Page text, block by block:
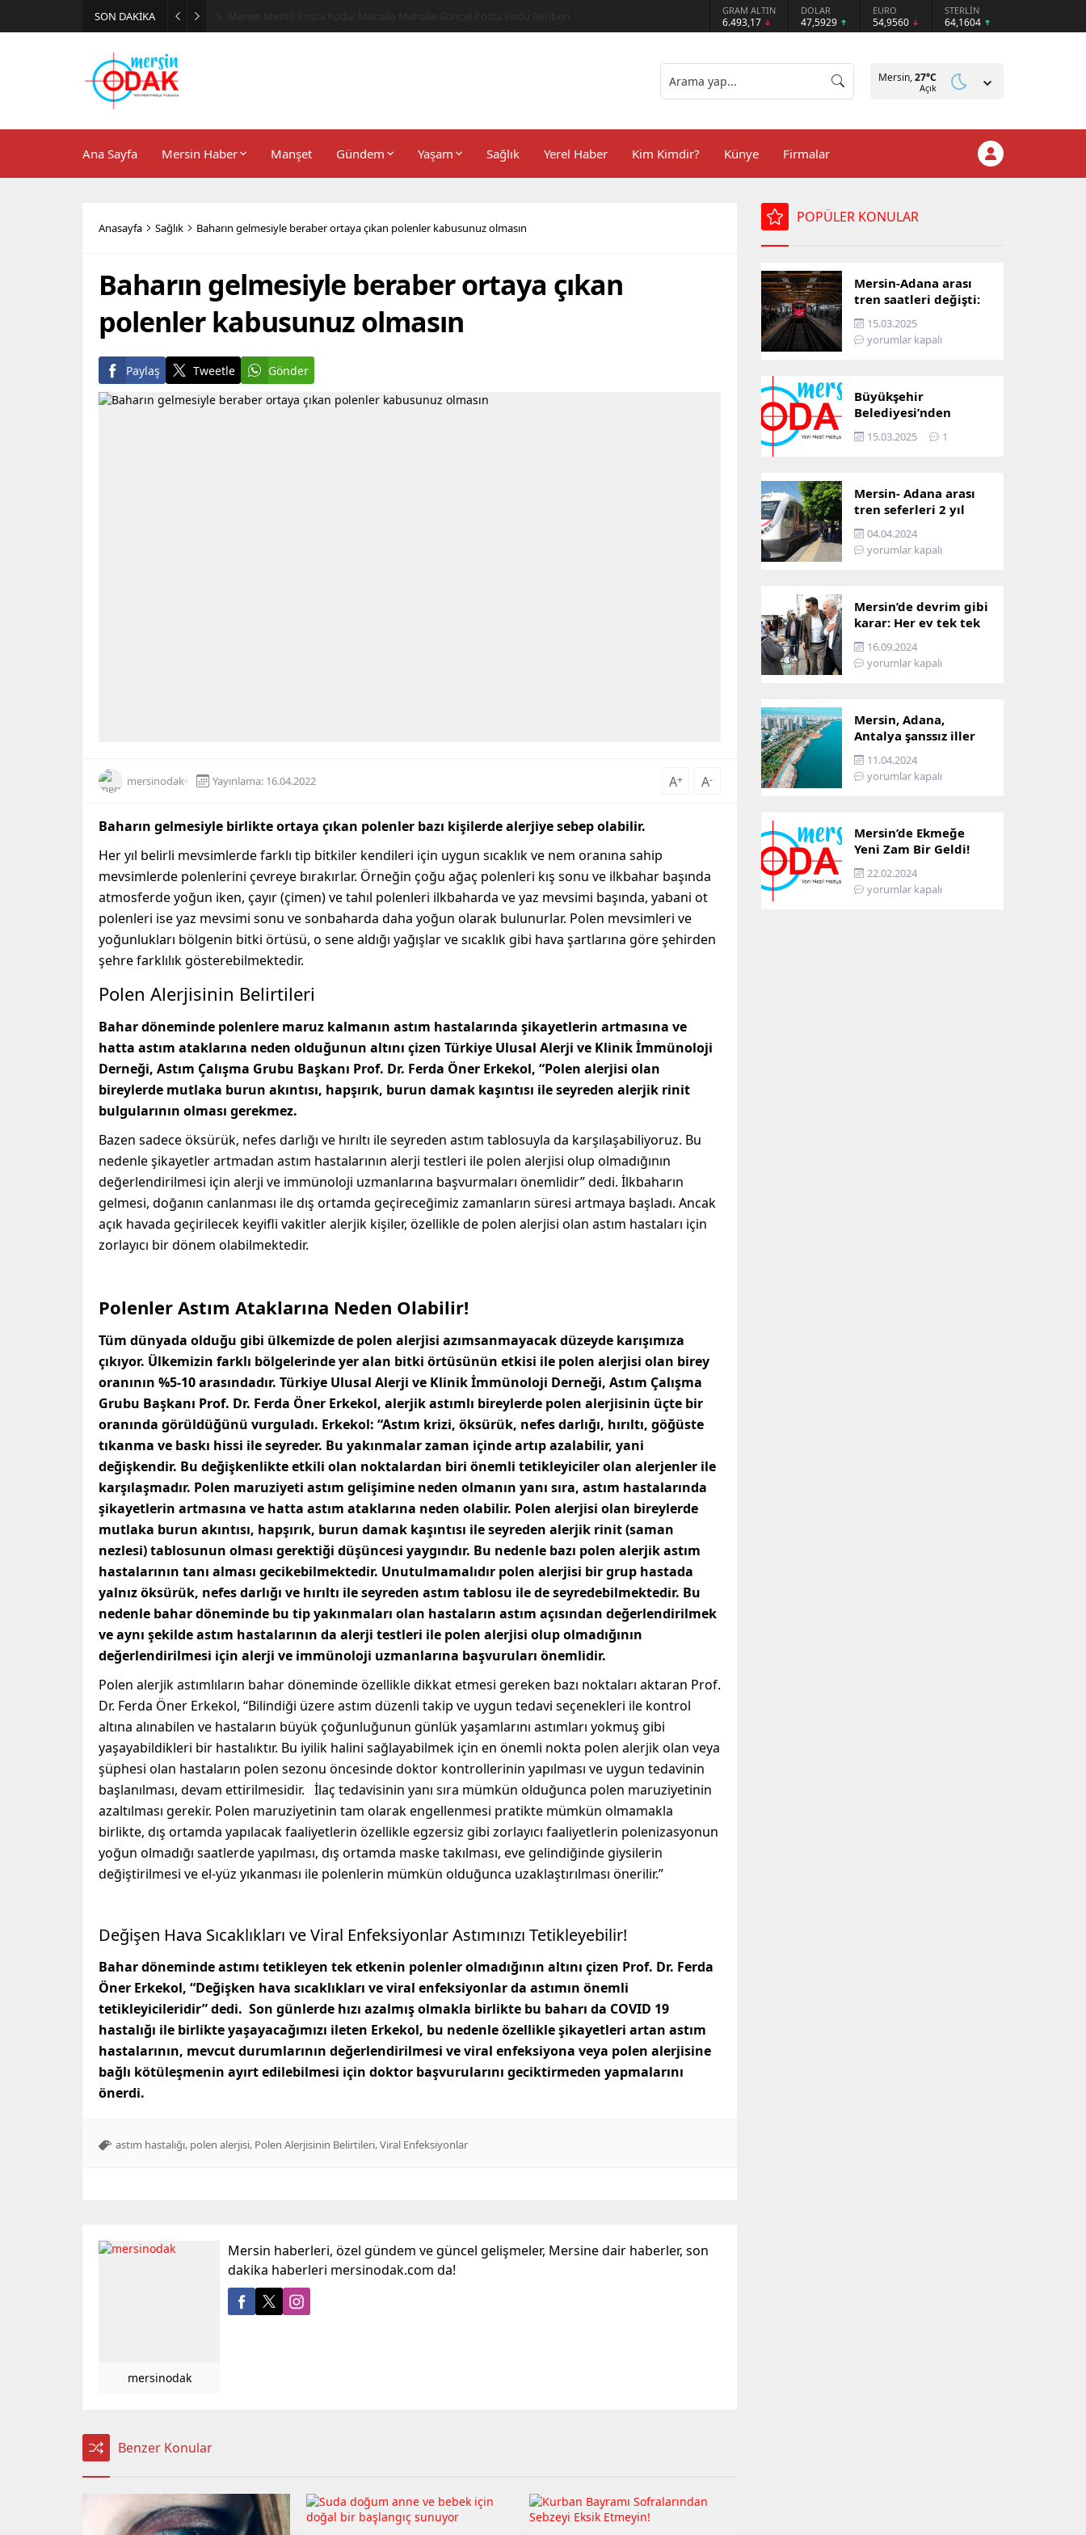
SON DAKİKA GRAM ALTIN
6.493,17
DOLAR
47,5929
EURO
54,9560
STERLİN
64,1604
Mersin,27°C
Açık
Ana Sayfa Mersin Haber Manşet Gündem Yaşam Sağlık Yerel Haber Kim Kimdir? Künye Firmalar
Anasayfa Sağlık Baharın gelmesiyle beraber ortaya çıkan polenler kabusunuz olmasın
Baharın gelmesiyle beraber ortaya çıkan
polenler kabusunuz olmasın
Paylaş Tweetle Gönder
mersinodak Yayınlama: 16.04.2022 A+ A-
Baharın gelmesiyle birlikte ortaya çıkan polenler bazı kişilerde alerjiye sebep olabilir.
Her yıl belirli mevsimlerde farklı tip bitkiler kendileri için uygun sıcaklık ve nem oranına sahip
mevsimlerde polenlerini çevreye bırakırlar. Örneğin çoğu ağaç polenleri kış sonu ve ilkbahar başında
atmosferde yoğun iken, çayır (çimen) ve tahıl polenleri ilkbaharda ve yaz mevsimi başında, yabani ot
polenleri ise yaz mevsimi sonu ve sonbaharda daha yoğun olarak bulunurlar. Polen mevsimleri ve
yoğunlukları bölgenin bitki örtüsü, o sene aldığı yağışlar ve sıcaklık gibi hava şartlarına göre şehirden
şehre farklılık gösterebilmektedir.
Polen Alerjisinin Belirtileri
Bahar döneminde polenlere maruz kalmanın astım hastalarında şikayetlerin artmasına ve
hatta astım ataklarına neden olduğunun altını çizen Türkiye Ulusal Alerji ve Klinik İmmünoloji
Derneği, Astım Çalışma Grubu Başkanı Prof. Dr. Ferda Öner Erkekol, “Polen alerjisi olan
bireylerde mutlaka burun akıntısı, hapşırık, burun damak kaşıntısı ile seyreden alerjik rinit
bulgularının olması gerekmez.
Bazen sadece öksürük, nefes darlığı ve hırıltı ile seyreden astım tablosuyla da karşılaşabiliyoruz. Bu
nedenle şikayetler artmadan astım hastalarının alerji testleri ile polen alerjisi olup olmadığının
değerlendirilmesi için alerji ve immünoloji uzmanlarına başvurmaları önemlidir” dedi. İlkbaharın
gelmesi, doğanın canlanması ile dış ortamda geçireceğimiz zamanların süresi artmaya başladı. Ancak
açık havada geçirilecek keyifli vakitler alerjik kişiler, özellikle de polen alerjisi olan astım hastaları için
zorlayıcı bir dönem olabilmektedir.
Polenler Astım Ataklarına Neden Olabilir!
Tüm dünyada olduğu gibi ülkemizde de polen alerjisi azımsanmayacak düzeyde karışımıza
çıkıyor. Ülkemizin farklı bölgelerinde yer alan bitki örtüsünün etkisi ile polen alerjisi olan birey
oranının %5-10 arasındadır. Türkiye Ulusal Alerji ve Klinik İmmünoloji Derneği, Astım Çalışma
Grubu Başkanı Prof. Dr. Ferda Öner Erkekol, alerjik astımlı bireylerde polen alerjisinin üçte bir
oranında görüldüğünü vurguladı. Erkekol: “Astım krizi, öksürük, nefes darlığı, hırıltı, göğüste
tıkanma ve baskı hissi ile seyreder. Bu yakınmalar zaman içinde artıp azalabilir, yani
değişkendir. Bu değişkenlikte etkili olan noktalardan biri önemli tetikleyiciler olan alerjenler ile
karşılaşmadır. Polen maruziyeti astım gelişimine neden olmanın yanı sıra, astım hastalarında
şikayetlerin artmasına ve hatta astım ataklarına neden olabilir. Polen alerjisi olan bireylerde
mutlaka burun akıntısı, hapşırık, burun damak kaşıntısı ile seyreden alerjik rinit (saman
nezlesi) tablosunun olması gerektiği düşüncesi yaygındır. Bu nedenle bazı polen alerjik astım
hastalarının tanı alması gecikebilmektedir. Unutulmamalıdır polen alerjisi bir grup hastada
yalnız öksürük, nefes darlığı ve hırıltı ile seyreden astım tablosu ile de seyredebilmektedir. Bu
nedenle bahar döneminde bu tip yakınmaları olan hastaların astım açısından değerlendirilmek
ve aynı şekilde astım hastalarının da alerji testleri ile polen alerjisi olup olmadığının
değerlendirilmesi için alerji ve immünoloji uzmanlarına başvuruları önemlidir.
Polen alerjik astımlıların bahar döneminde özellikle dikkat etmesi gereken bazı noktaları aktaran Prof.
Dr. Ferda Öner Erkekol, “Bilindiği üzere astım düzenli takip ve uygun tedavi seçenekleri ile kontrol
altına alınabilen ve hastaların büyük çoğunluğunun günlük yaşamlarını astımları yokmuş gibi
yaşayabildikleri bir hastalıktır. Bu iyilik halini sağlayabilmek için en önemli nokta polen alerjik olan veya
şüphesi olan hastaların polen sezonu öncesinde doktor kontrollerinin yapılması ve uygun tedavinin
başlanılması, devam ettirilmesidir. İlaç tedavisinin yanı sıra mümkün olduğunca polen maruziyetinin
azaltılması gerekir. Polen maruziyetinin tam olarak engellenmesi pratikte mümkün olmamakla
birlikte, dış ortamda yapılacak faaliyetlerin özellikle egzersiz gibi zorlayıcı faaliyetlerin polenizasyonun
yoğun olmadığı saatlerde yapılması, dış ortamda maske takılması, eve gelindiğinde giysilerin
değiştirilmesi ve el-yüz yıkanması ile polenlerin mümkün olduğunca uzaklaştırılması önerilir.”
Değişen Hava Sıcaklıkları ve Viral Enfeksiyonlar Astımınızı Tetikleyebilir!
Bahar döneminde astımı tetikleyen tek etkenin polenler olmadığının altını çizen Prof. Dr. Ferda
Öner Erkekol, “Değişken hava sıcaklıkları ve viral enfeksiyonlar da astımın önemli
tetikleyicileridir” dedi. Son günlerde hızı azalmış olmakla birlikte bu baharı da COVID 19
hastalığı ile birlikte yaşayacağımızı ileten Erkekol, bu nedenle özellikle şikayetleri artan astım
hastalarının, mevcut durumlarının değerlendirilmesi ve viral enfeksiyona veya polen alerjisine
bağlı kötüleşmenin ayırt edilebilmesi için doktor başvurularını geciktirmeden yapmalarını
önerdi.
astım hastalığı, polen alerjisi, Polen Alerjisinin Belirtileri,Viral Enfeksiyonlar
mersinodak
Mersin haberleri, özel gündem ve güncel gelişmeler, Mersine dair haberler, son
dakika haberleri mersinodak.com da!
Benzer Konular
POPÜLER KONULAR
Mersin-Adana arası
tren saatleri değişti:
İşte yeni ulaşım listesi
15.03.2025
yorumlar kapalı
Büyükşehir
Belediyesi’nden
Mersin ve Adana arası
ulaşım başladı
15.03.2025 1
Mersin- Adana arası
tren seferleri 2 yıl
boyunca
çalışmayacak
04.04.2024
yorumlar kapalı
Mersin’de devrim gibi
karar: Her ev tek tek
incelenecek!
16.09.2024
yorumlar kapalı
Mersin, Adana,
Antalya şanssız iller
arasına girdi: İşte
sebebi…
11.04.2024
yorumlar kapalı
Mersin’de Ekmeğe
Yeni Zam Bir Geldi!
İşte Mersin’in Zamlı
Ekmek Fiyatı!
22.02.2024
yorumlar kapalı